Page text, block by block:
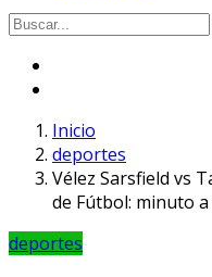
Inicio
deportes
Vélez Sarsfield vs
de Fútbol: minuto
deportes